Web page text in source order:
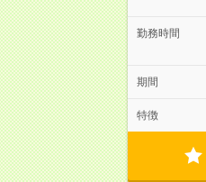
勤務時間
期間
特徴